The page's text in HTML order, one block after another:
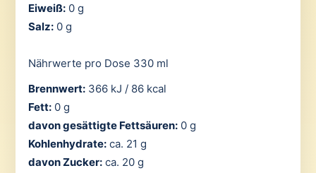
Eiweiß:0 g
Salz:0 g
Nährwerte pro Dose 330 ml
Brennwert:366 kJ / 86 kcal
Fett:0 g
davon gesättigte Fettsäuren:0 g
Kohlenhydrate:ca. 21 g
davon Zucker:ca. 20 g